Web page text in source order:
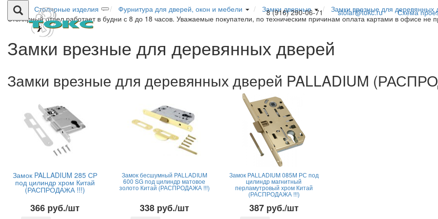
8 (916) 290-06-71 stolar@tokc.ru Схема
Столярные изделия Фурнитура для дверей, окон и мебели Замки дверные
Замки врезные для деревянных
Столярный отдел работает в будни с 8 до 18 часов. Уважаемые покупатели, по техническим причинам оплата картами в офисе не
Замки врезные для деревянных дверей
Замки врезные для деревянных дверей PALLADIUM
Замок PALLADIUM 285 СР
под цилиндр хром Китай
(РАСПРОДАЖА !!!)
366 руб./шт
Замок бесшумный PALLADIUM
600 SG под цилиндр матовое
золото Китай (РАСПРОДАЖА !!!)
338 руб./шт
Замок PALLADIUM 085M РС под
цилиндр магнитный
перламутровый хром Китай
(РАСПРОДАЖА !!!)
387 руб./шт